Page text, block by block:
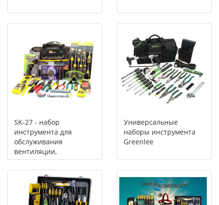
SK-27 - набор
инструмента для
обслуживания
вентиляции,
отопления,
теплоснабжения (HVAC)
Универсальные
наборы инструмента
Greenlee